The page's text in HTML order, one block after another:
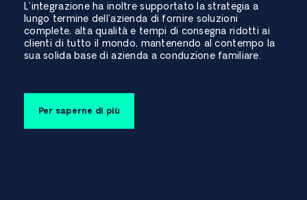
L’integrazione ha inoltre supportato la strategia a
lungo termine dell’azienda di fornire soluzioni
complete, alta qualità e tempi di consegna ridotti ai
clienti di tutto il mondo, mantenendo al contempo la
sua solida base di azienda a conduzione familiare.
Per saperne di più